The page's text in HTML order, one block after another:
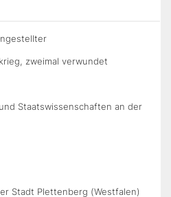
zweimal verwundet
Staatswissenschaften an der
Stadt Plettenberg (Westfalen)